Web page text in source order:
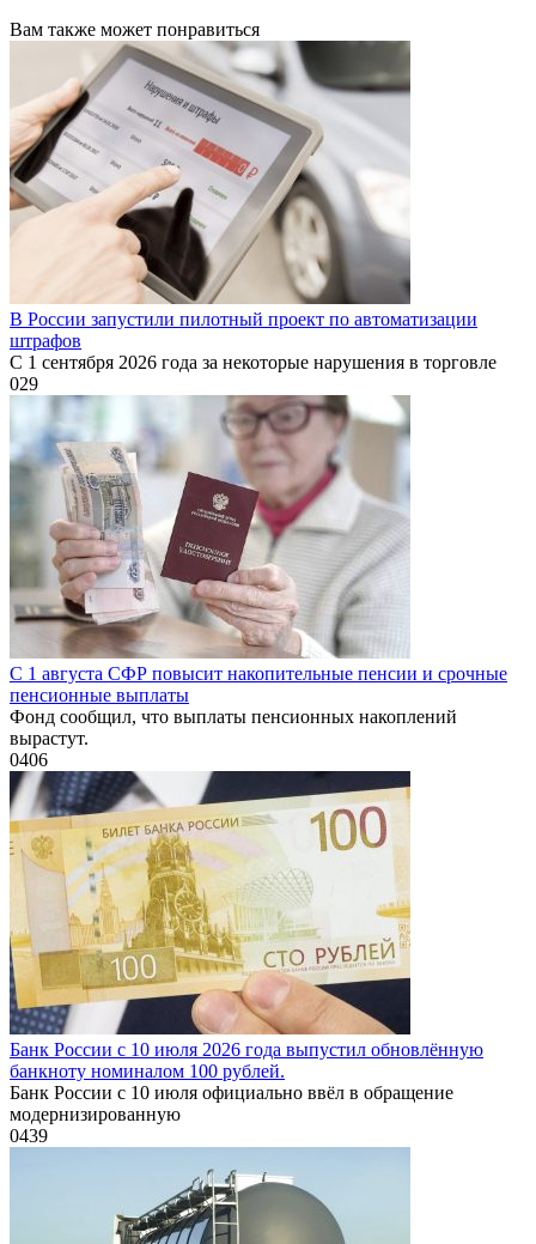
Вам также может понравиться
В России запустили пилотный проект по автоматизации
штрафов
С 1 сентября 2026 года за некоторые нарушения в торговле
029
С 1 августа СФР повысит накопительные пенсии и срочные
пенсионные выплаты
Фонд сообщил, что выплаты пенсионных накоплений
вырастут.
0406
Банк России с 10 июля 2026 года выпустил обновлённую
банкноту номиналом 100 рублей.
Банк России с 10 июля официально ввёл в обращение
модернизированную
0439